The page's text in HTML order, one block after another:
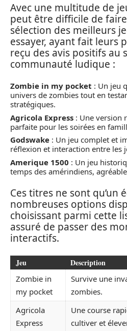
Avec une multitude de
peut être difficile de
sélection des meilleurs
essayer, ayant fait leurs
reçu des avis positifs au
communauté ludique :
Zombie in my pocket : Un jeu
univers de zombies tout en
stratégiques.
Agricola Express : Une version
parfaite pour les soirées en
Godswake : Un jeu complet et
réflexion et interaction entre les
Amerique 1500 : Un jeu
temps des amérindiens,
Ces titres ne sont qu’un
nombreuses options
choisissant parmi cette
assuré de passer des
interactifs.
Jeu Description
Zombie in
my pocket
Survive une
zombies.
Agricola
Express
Une course
cultiver et